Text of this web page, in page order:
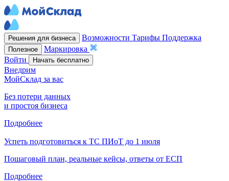
Решения для бизнеса Возможности Тарифы Поддержка
Полезное
Маркировка
Войти
Начать бесплатно
Внедрим
МойСклад за вас
Без потери данных
и простоя бизнеса
Подробнее
Успеть подготовиться к ТС ПИоТ до 1 июля
Пошаговый план, реальные кейсы, ответы от ЕСП
Подробнее